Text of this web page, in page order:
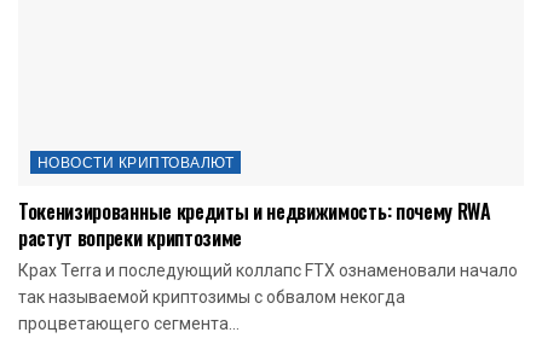
НОВОСТИ КРИПТОВАЛЮТ
Токенизированные кредиты и недвижимость: почему RWA
растут вопреки криптозиме
Крах Terra и последующий коллапс FTX ознаменовали начало
так называемой криптозимы с обвалом некогда
процветающего сегмента...